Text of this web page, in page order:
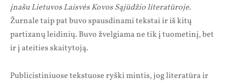
įnašu Lietuvos Laisvės Kovos Sąjūdžio literatūroje.
Žurnale taip pat buvo spausdinami tekstai ir iš kitų
partizanų leidinių. Buvo žvelgiama ne tik į tuometinį, bet
ir į ateities skaitytoją.
Publicistiniuose tekstuose ryški mintis, jog literatūra ir